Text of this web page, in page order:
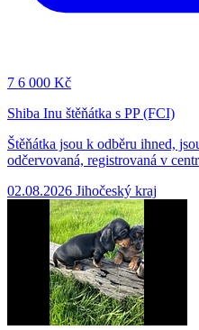
7 6 000 Kč
Shiba Inu štěňátka s PP (FCI)
Štěňátka jsou k odběru ihned,
odčervovaná, registrovaná v
02.08.2026 Jihočeský kraj